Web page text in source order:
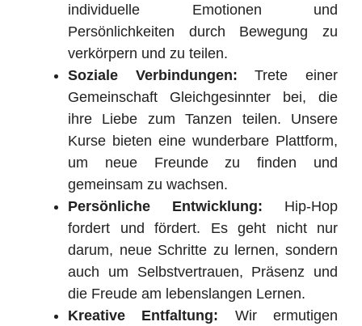
individuelle Emotionen und
Persönlichkeiten durch Bewegung zu
verkörpern und zu teilen.
Soziale Verbindungen: Trete einer
Gemeinschaft Gleichgesinnter bei, die
ihre Liebe zum Tanzen teilen. Unsere
Kurse bieten eine wunderbare Plattform,
um neue Freunde zu finden und
gemeinsam zu wachsen.
Persönliche Entwicklung: Hip-Hop
fordert und fördert. Es geht nicht nur
darum, neue Schritte zu lernen, sondern
auch um Selbstvertrauen, Präsenz und
die Freude am lebenslangen Lernen.
Kreative Entfaltung: Wir ermutigen